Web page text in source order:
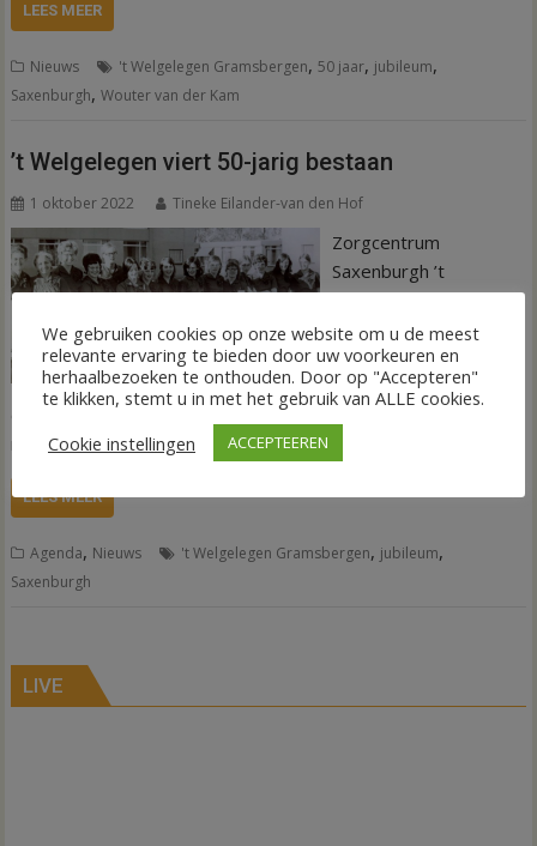
LEES MEER
Nieuws 't Welgelegen Gramsbergen,50 jaar, jubileum,
Saxenburgh,Wouter van der Kam
’t Welgelegen viert 50-jarig bestaan
1 oktober 2022 Tineke Eilander-van den Hof
Zorgcentrum
Saxenburgh ’t
Welgelegen in
Gramsbergen viert
haar 50-jarig bestaan.
Tijdens een feestelijk,
officieel moment staat de organisatie samen met bewoners,
medewerkers en genodigden stil bij dit gouden jubileum.
LEES MEER
Agenda, Nieuws 't Welgelegen Gramsbergen, jubileum,
Saxenburgh
LIVE
We gebruiken cookies op onze website om u de meest
relevante ervaring te bieden door uw voorkeuren en
herhaalbezoeken te onthouden. Door op "Accepteren"
te klikken, stemt u in met het gebruik van ALLE cookies.
Cookie instellingen
ACCEPTEEREN